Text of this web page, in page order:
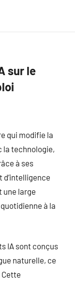
sur le
qui modifie la
la technologie,
à ses
d’intelligence
une large
à la
IA sont conçus
naturelle, ce